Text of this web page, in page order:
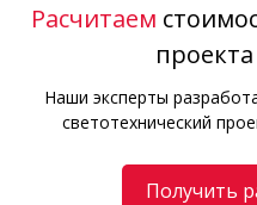
Расчитаем
проекта
Наши эксперты
светотехнический
Получить